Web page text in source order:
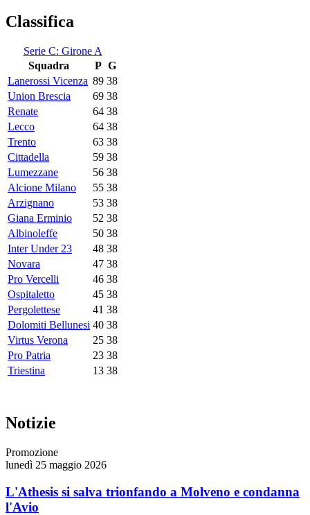
Classifica
Serie C: Girone A
Squadra
P G
Lanerossi Vicenza 89 38
Union Brescia
69 38
Renate
64 38
Lecco
64 38
Trento
63 38
Cittadella
59 38
Lumezzane
56 38
Alcione Milano
55 38
Arzignano
53 38
Giana Erminio
52 38
Albinoleffe
50 38
Inter Under 23
48 38
Novara
47 38
Pro Vercelli
46 38
Ospitaletto
45 38
Pergolettese
41 38
Dolomiti Bellunesi 40 38
Virtus Verona
25 38
Pro Patria
23 38
Triestina
13 38
Notizie
Promozione
lunedì 25 maggio 2026
L'Athesis si salva trionfando a Molveno e condanna
l'Avio